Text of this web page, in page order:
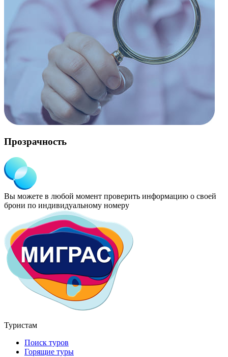
Прозрачность
Вы можете в любой момент проверить информацию о своей
брони по индивидуальному номеру
Туристам
Поиск туров
Горящие туры